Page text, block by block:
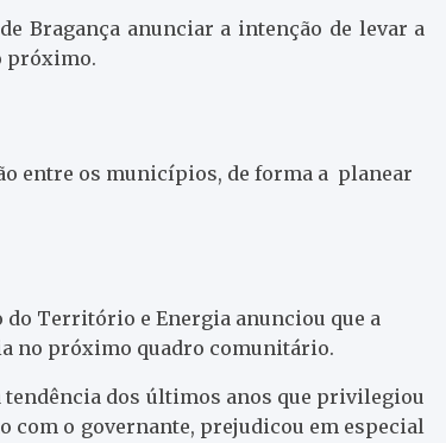
Bragança anunciar a intenção de levar a
próximo.
entre os municípios, de forma a planear
Território e Energia anunciou que a
no próximo quadro comunitário.
dos últimos anos que privilegiou
com o governante, prejudicou em especial